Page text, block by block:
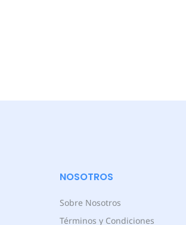
NOSOTROS
Sobre Nosotros
Términos y Condiciones